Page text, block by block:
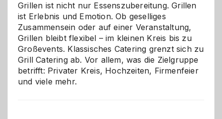
Grillen ist nicht nur Essenszubereitung. Grillen
ist Erlebnis und Emotion. Ob geselliges
Zusammensein oder auf einer Veranstaltung,
Grillen bleibt flexibel – im kleinen Kreis bis zu
Großevents. Klassisches Catering grenzt sich zu
Grill Catering ab. Vor allem, was die Zielgruppe
betrifft: Privater Kreis, Hochzeiten, Firmenfeier
und viele mehr.